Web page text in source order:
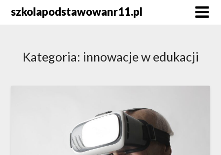
szkolapodstawowanr11.pl
Kategoria: innowacje w edukacji